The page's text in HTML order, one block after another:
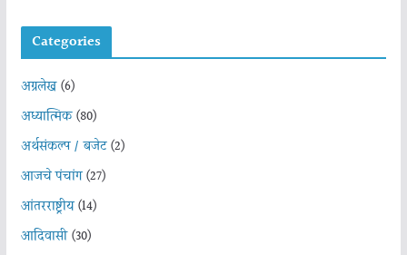
Categories
अग्रलेख(6)
अध्यात्मिक(80)
अर्थसंकल्प / बजेट(2)
आजचे पंचांग(27)
आंतरराष्ट्रीय(14)
आदिवासी(30)